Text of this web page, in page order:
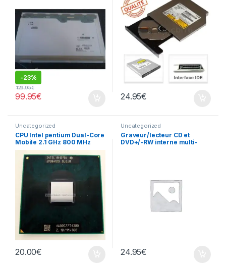
-23%
99.95€
129.95€
24.95€
Uncategorized
CPU Intel pentium Dual-Core
Mobile 2.1 GHz 800 MHz
20.00€
Uncategorized
Graveur/lecteur CD et
DVD+/-RW interne multi-
24.95€